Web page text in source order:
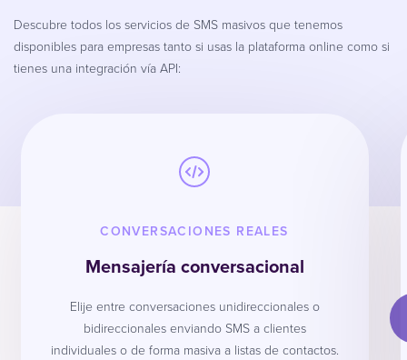
Descubre todos los servicios de SMS masivos que tenemos
disponibles para empresas tanto si usas la plataforma online como si
tienes una integración vía API:
CONVERSACIONES REALES
Mensajería conversacional
Elije entre conversaciones unidireccionales o
bidireccionales enviando SMS a clientes
individuales o de forma masiva a listas de contactos.